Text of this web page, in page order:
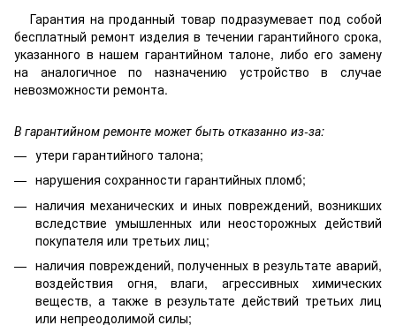
Гарантия на проданный товар подразумевает под собой
бесплатный ремонт изделия в течении гарантийного срока,
указанного в нашем гарантийном талоне, либо его замену
на аналогичное по назначению устройство в случае
невозможности ремонта.
В гарантийном ремонте может быть отказанно из-за:
утери гарантийного талона;
нарушения сохранности гарантийных пломб;
наличия механических и иных повреждений, возникших
вследствие умышленных или неосторожных действий
покупателя или третьих лиц;
наличия повреждений, полученных в результате аварий,
воздействия огня, влаги, агрессивных химических
веществ, а также в результате действий третьих лиц
или непреодолимой силы;